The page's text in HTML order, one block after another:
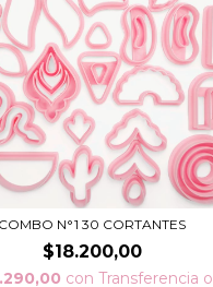
COMBO N°1 30 CORTANTES
$18.200,00
con Transferencia o